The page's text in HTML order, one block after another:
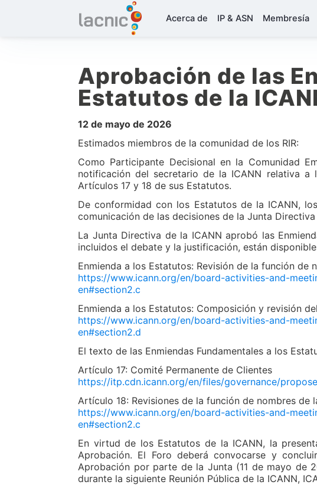
Acerca de IP & ASN Membresía
Aprobación de las
Estatutos de la
12 de mayo de 2026
Estimados miembros de la comunidad de los RIR:
Como Participante Decisional en la Comunidad
notificación del secretario de la ICANN relativa
Artículos 17 y 18 de sus Estatutos.
De conformidad con los Estatutos de la ICANN,
comunicación de las decisiones de la Junta
La Junta Directiva de la ICANN aprobó las
incluidos el debate y la justificación, están
Enmienda a los Estatutos: Revisión de la función de
https://www.icann.org/en/board-activities-and-
en#section2.c
Enmienda a los Estatutos: Composición y revisión
https://www.icann.org/en/board-activities-and-
en#section2.d
El texto de las Enmiendas Fundamentales a los
Artículo 17: Comité Permanente de Clientes
https://itp.cdn.icann.org/en/files/governance/
Artículo 18: Revisiones de la función de nombres de
https://www.icann.org/en/board-activities-and-
en#section2.c
En virtud de los Estatutos de la ICANN, la
Aprobación. El Foro deberá convocarse y
Aprobación por parte de la Junta (11 de mayo
durante la siguiente Reunión Pública de la ICANN,